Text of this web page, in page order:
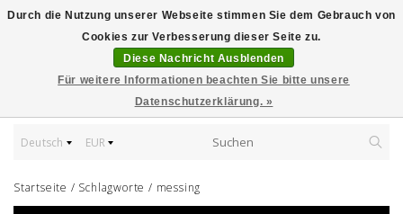
Deutsch EUR
Startseite / Schlagworte / messing
Durch die Nutzung unserer Webseite stimmen Sie dem Gebrauch von
Cookies zur Verbesserung dieser Seite zu.
Diese Nachricht Ausblenden
Für weitere Informationen beachten Sie bitte unsere
Datenschutzerklärung. »